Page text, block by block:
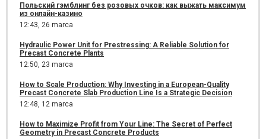
Польский гэмблинг без розовых очков: как выжать максимум
из онлайн-казино
12:43, 26 marca
Hydraulic Power Unit for Prestressing: A Reliable Solution for
Precast Concrete Plants
12:50, 23 marca
How to Scale Production: Why Investing in a European-Quality
Precast Concrete Slab Production Line Is a Strategic Decision
12:48, 12 marca
How to Maximize Profit from Your Line: The Secret of Perfect
Geometry in Precast Concrete Products